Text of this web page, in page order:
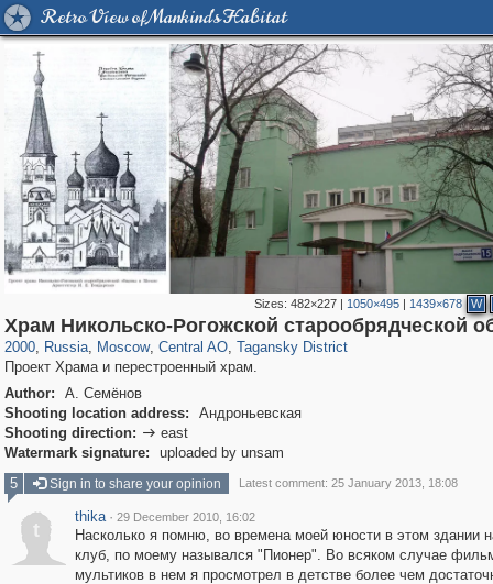
Retro View of Mankind's Habitat
Sizes: 482×227| 1050×495| 1439×678 W
Храм Никольско-Рогожской старообрядческой
2000, Russia
1,407,714 29,262
, Moscow
319,968 8,295
, Central AO
160,055 5,920
, Tagansky District
10,741 406
Проект Храма и перестроенный храм.
Author:
А. Семёнов
Shooting location address:
Андроньевская
Shooting direction:  east
Watermark signature:
uploaded by unsam
5
Sign in to share your opinion Latest comment: 25 January 2013, 18:08
t
thika · 29 December 2010, 16:02
Насколько я помню, во времена моей юности в этом здании
клуб, по моему назывался "Пионер". Во всяком случае
мультиков в нем я просмотрел в детстве более чем